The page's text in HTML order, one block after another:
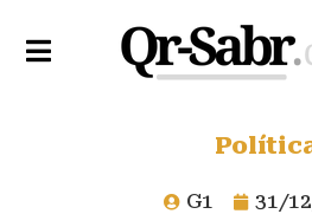
G1 31/